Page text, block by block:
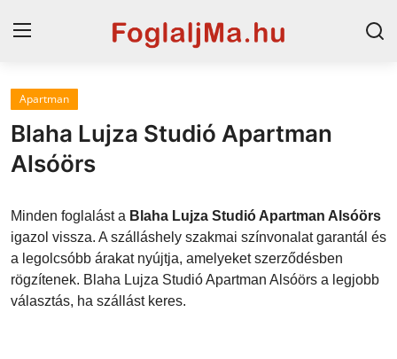
Magyarország
Horvát tengerpart
Horvátország
Szállások Hajdúszoboszlón
Blog
Apartman
Blaha Lujza Studió Apartman
Alsóörs
Minden foglalást a Blaha Lujza Studió Apartman Alsóörs
igazol vissza. A szálláshely szakmai színvonalat garantál és
a legolcsóbb árakat nyújtja, amelyeket szerződésben
rögzítenek. Blaha Lujza Studió Apartman Alsóörs a legjobb
választás, ha szállást keres.